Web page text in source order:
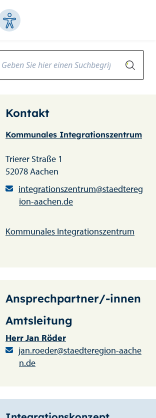
Kontakt
Kommunales Integrationszentrum
Trierer Straße 1
52078 Aachen
integrationszentrum@staedtereg
ion-aachen.de
Kommunales Integrationszentrum
Ansprechpartner/-innen
Amtsleitung
Herr Jan Röder
jan.roeder@staedteregion-aache
n.de